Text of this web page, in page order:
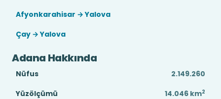
Afyonkarahisar → Yalova
Çay → Yalova
Adana Hakkında
Nüfus
2.149.260
Yüzölçümü
14.046 km2